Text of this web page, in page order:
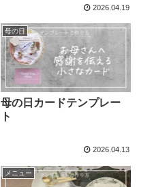
2026.04.19
母の日
母の日カードテンプレー
ト
2026.04.13
メニュー